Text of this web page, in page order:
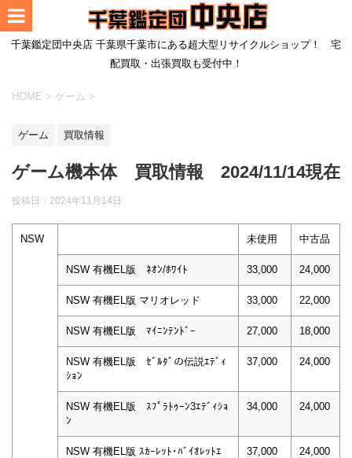
千葉鑑定団中央店 千葉県千葉市にある超大型リサイクルショップ！ 宅
配買取・出張買取も受付中！
HOME > ゲーム >
ゲーム 買取情報
ゲーム機本体 買取情報 2024/11/14現在
投稿日： 2024年11月14日
NSW 未使用 中古品
NSW 有機EL版 ﾈｵﾝ/ﾎﾜｲﾄ 33,000 24,000
NSW 有機EL版 マリオレッド 33,000 22,000
NSW 有機EL版 ﾏｲﾆﾝﾃﾝﾄﾞｰ 27,000 18,000
NSW 有機EL版 ｾﾞﾙﾀﾞの伝説ｴﾃﾞｨ
ｼｮﾝ
37,000 24,000
NSW 有機EL版 ｽﾌﾟﾗﾄｩｰﾝ3ｴﾃﾞｨｼｮ
ﾝ
34,000 24,000
NSW 有機EL版 ｽｶｰﾚｯﾄ･ﾊﾞｲｵﾚｯﾄｴ
37,000 24,000